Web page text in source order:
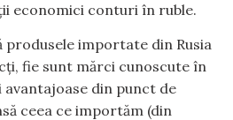
economici conturi în ruble.
produsele importate din Rusia
fie sunt mărci cunoscute în
avantajoase din punct de
ceea ce importăm (din